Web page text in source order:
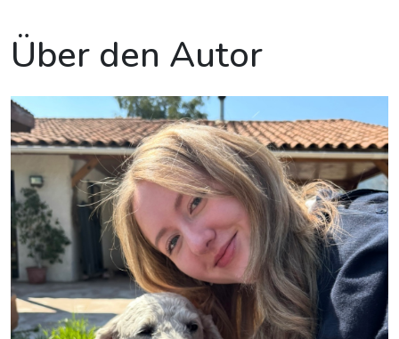
Über den Autor